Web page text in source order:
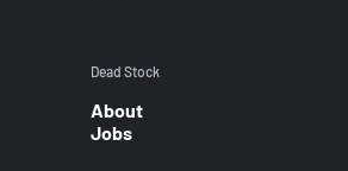
Dead Stock
About
Jobs